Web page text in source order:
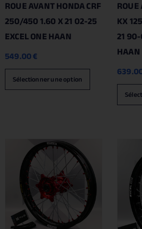
ROUE AVANT HONDA CRF
250/450 1.60 X 21 02-25
EXCEL ONE HAAN
549.00€
Sélectionner une option
KX
21
HAAN